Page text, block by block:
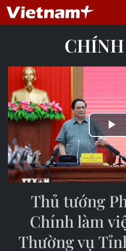
Thủ tướng
Chính làm
Thường vụ